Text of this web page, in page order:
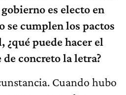
es electo en
se cumplen los pactos
¿qué puede hacer el
de concreto la letra?
Cuando hubo